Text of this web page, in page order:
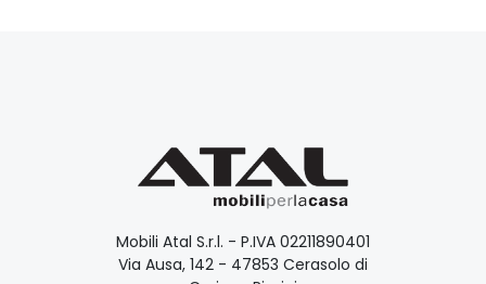
Mobili Atal S.r.l. - P.IVA 02211890401
Via Ausa, 142 - 47853 Cerasolo di